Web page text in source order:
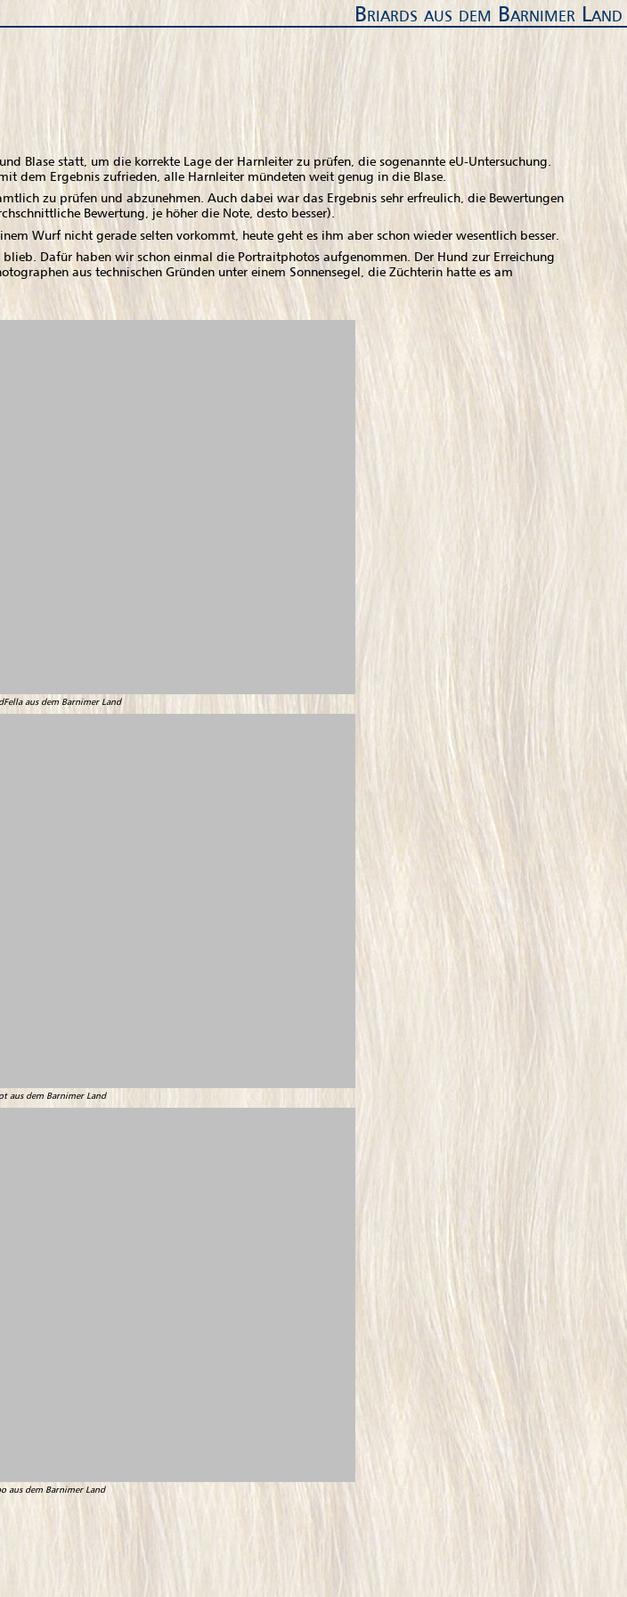
Briards aus dem Barnimer Land
Blase statt, um die korrekte Lage der Harnleiter zu prüfen, die sogenannte eU-Untersuchung.
dem Ergebnis zufrieden, alle Harnleiter mündeten weit genug in die Blase.
zu prüfen und abzunehmen. Auch dabei war das Ergebnis sehr erfreulich, die Bewertungen
Bewertung, je höher die Note, desto besser).
Wurf nicht gerade selten vorkommt, heute geht es ihm aber schon wieder wesentlich besser.
Dafür haben wir schon einmal die Portraitphotos aufgenommen. Der Hund zur Erreichung
aus technischen Gründen unter einem Sonnensegel, die Züchterin hatte es am
aus dem Barnimer Land
aus dem Barnimer Land
aus dem Barnimer Land